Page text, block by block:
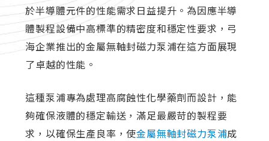
於半導體元件的性能需求日益提升。為因應半導
體製程設備中高標準的精密度和穩定性要求，弓
海企業推出的金屬無軸封磁力泵浦在這方面展現
了卓越的性能。
這種泵浦專為處理高腐蝕性化學藥劑而設計，能
夠確保液體的穩定輸送，滿足最嚴苛的製程要
求，以確保生產良率，使金屬無軸封磁力泵浦成